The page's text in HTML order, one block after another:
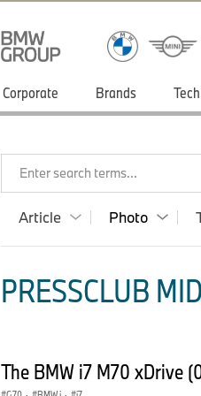
Corporate Brands
Enter search terms...
Article Photo
PRESSCLUB
The BMW i7 M70 xDrive